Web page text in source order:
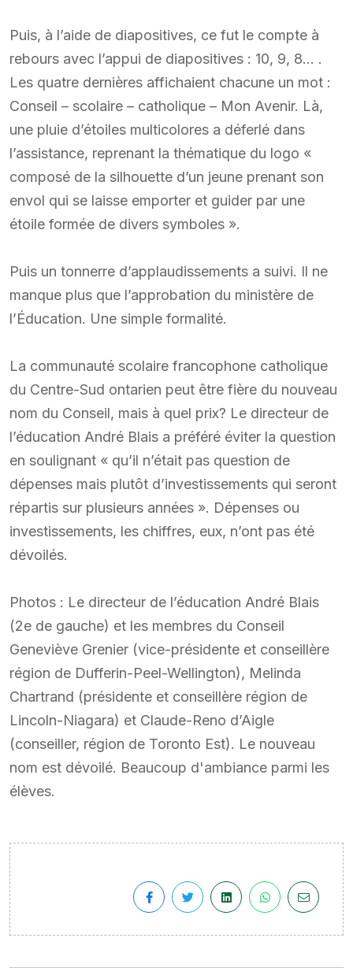
Puis, à l’aide de diapositives, ce fut le compte à
rebours avec l’appui de diapositives : 10, 9, 8… .
Les quatre dernières affichaient chacune un mot :
Conseil – scolaire – catholique – Mon Avenir. Là,
une pluie d’étoiles multicolores a déferlé dans
l’assistance, reprenant la thématique du logo «
composé de la silhouette d’un jeune prenant son
envol qui se laisse emporter et guider par une
étoile formée de divers symboles ».
Puis un tonnerre d’applaudissements a suivi. Il ne
manque plus que l’approbation du ministère de
l’Éducation. Une simple formalité.
La communauté scolaire francophone catholique
du Centre-Sud ontarien peut être fière du nouveau
nom du Conseil, mais à quel prix? Le directeur de
l’éducation André Blais a préféré éviter la question
en soulignant « qu’il n’était pas question de
dépenses mais plutôt d’investissements qui seront
répartis sur plusieurs années ». Dépenses ou
investissements, les chiffres, eux, n’ont pas été
dévoilés.
Photos : Le directeur de l’éducation André Blais
(2e de gauche) et les membres du Conseil
Geneviève Grenier (vice-présidente et conseillère
région de Dufferin-Peel-Wellington), Melinda
Chartrand (présidente et conseillère région de
Lincoln-Niagara) et Claude-Reno d’Aigle
(conseiller, région de Toronto Est). Le nouveau
nom est dévoilé. Beaucoup d'ambiance parmi les
élèves.